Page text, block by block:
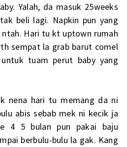
Yalah, da masuk 25weeks
beli lagi. Napkin pun yang
ntah. Hari tu kt uptown rumah
sempat la grab barut comel
tuam perut baby yang
nena hari tu memang da ni
abis sebab mek ni kecik ja
4 5 bulan pun pakai baju
berbulu-bulu la gak. Kang